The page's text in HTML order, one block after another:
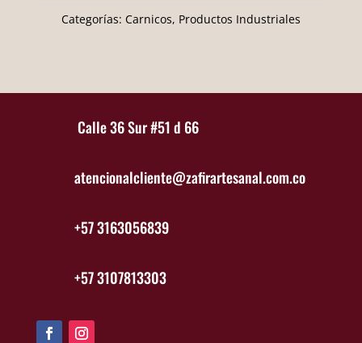
Categorías: Carnicos, Productos Industriales
Calle 36 Sur #51 d 66
atencionalcliente@zafirartesanal.com.co
+57 3163056839
+57 3107813303